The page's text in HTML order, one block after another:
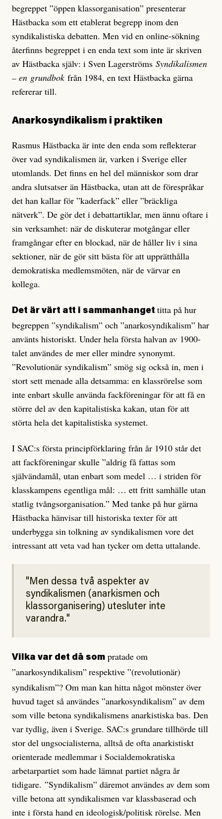
begreppet ”öppen klassorganisation” presenterar
Hästbacka som ett etablerat begrepp inom den
syndikalistiska debatten. Men vid en online-sökning
återfinns begreppet i en enda text som inte är skriven
av Hästbacka själv: i Sven Lagerströms Syndikalismen
– en grundbokfrån 1984, en text Hästbacka gärna
refererar till.
Anarkosyndikalism i praktiken
Rasmus Hästbacka är inte den enda som reflekterar
över vad syndikalismen är, varken i Sverige eller
utomlands. Det finns en hel del människor som drar
andra slutsatser än Hästbacka, utan att de förespråkar
det han kallar för ”kaderfack” eller ”bräckliga
nätverk”. De gör det i debattartiklar, men ännu oftare i
sin verksamhet: när de diskuterar motgångar eller
framgångar efter en blockad, när de håller liv i sina
sektioner, när de gör sitt bästa för att upprätthålla
demokratiska medlemsmöten, när de värvar en
kollega.
Det är värt att i sammanhanget titta på hur
begreppen ”syndikalism” och ”anarkosyndikalism” har
använts historiskt. Under hela första halvan av 1900-
talet användes de mer eller mindre synonymt.
”Revolutionär syndikalism” smög sig också in, men i
stort sett menade alla detsamma: en klassrörelse som
inte enbart skulle använda fackföreningar för att få en
större del av den kapitalistiska kakan, utan för att
störta hela det kapitalistiska systemet.
I SAC:s första principförklaring från år 1910 står det
att fackföreningar skulle ”aldrig få fattas som
självändamål, utan enbart som medel … i striden för
klasskampens egentliga mål: … ett fritt samhälle utan
statlig tvångsorganisation.” Med tanke på hur gärna
Hästbacka hänvisar till historiska texter för att
underbygga sin tolkning av syndikalismen vore det
intressant att veta vad han tycker om detta uttalande.
Men dessa två aspekter av
syndikalismen (anarkismen och
klassorganisering) utesluter inte
varandra.
Vilka var det då som pratade om
”anarkosyndikalism”respektive ”(revolutionär)
syndikalism”? Om man kan hitta något mönster över
huvud taget så användes ”anarkosyndikalism” av dem
som ville betona syndikalismens anarkistiska bas. Den
var tydlig, även i Sverige. SAC:s grundare tillhörde till
stor del ungsocialisterna, alltså de ofta anarkistiskt
orienterade medlemmar i Socialdemokratiska
arbetarpartiet som hade lämnat partiet några år
tidigare. ”Syndikalism” däremot användes av dem som
ville betona att syndikalismen var klassbaserad och
inte i första hand en ideologisk/politisk rörelse. Men